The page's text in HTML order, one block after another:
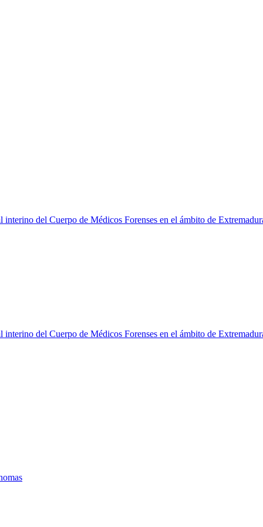
interino del Cuerpo de Médicos Forenses en el ámbito de
interino del Cuerpo de Médicos Forenses en el ámbito de